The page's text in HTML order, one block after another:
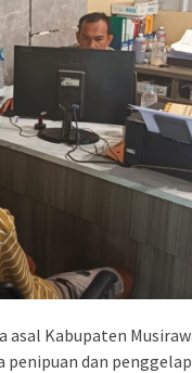
asal Kabupaten
dan